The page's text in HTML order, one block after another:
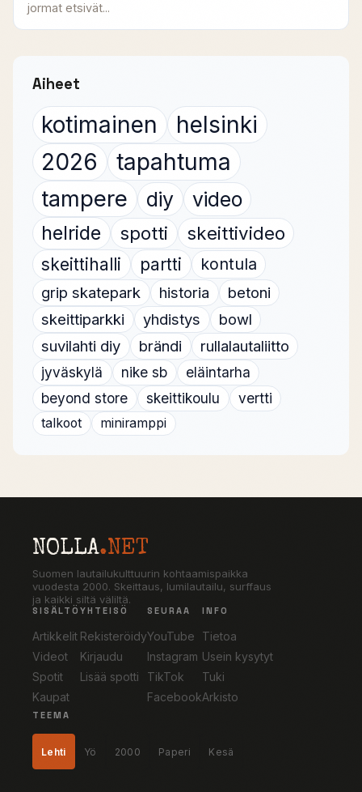
jormat etsivät...
Aiheet
kotimainen
helsinki
2026
tapahtuma
tampere
diy video
helride spotti skeittivideo
skeittihalli partti kontula
grip skatepark historia
betoni
skeittiparkki
yhdistys
bowl
suvilahti diy
brändi rullalautaliitto
jyväskylä nike sb
eläintarha
beyond store
skeittikoulu vertti
talkoot miniramppi
NOLLA.NET
Suomen lautailukulttuurin kohtaamispaikka
vuodesta 2000. Skeittaus, lumilautailu, surffaus
ja kaikki siltä väliltä.
SISÄLTÖ
Artikkelit
Videot
Spotit
Kaupat
YHTEISÖ
Rekisteröidy
Kirjaudu
Lisää spotti
SEURAA
YouTube
Instagram
TikTok
Facebook
INFO
Tietoa
Usein kysytyt
Tuki
Arkisto
TEEMA
Lehti Yö 2000 Paperi Kesä